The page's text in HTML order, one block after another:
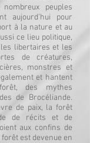
peuples
aujourd’hui pour
à la nature et au
ce lieu politique,
libertaires et les
de créatures,
monstres et
et hantent
des mythes
de Brocéliande.
de paix, la forêt
de récits et de
aux confins de
est devenue en